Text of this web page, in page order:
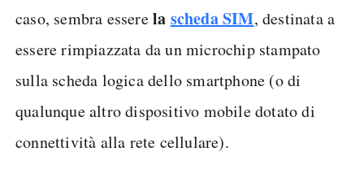
caso, sembra esserela scheda SIM, destinata a
essere rimpiazzata da un microchip stampato
sulla scheda logica dello smartphone (o di
qualunque altro dispositivo mobile dotato di
connettività alla rete cellulare).